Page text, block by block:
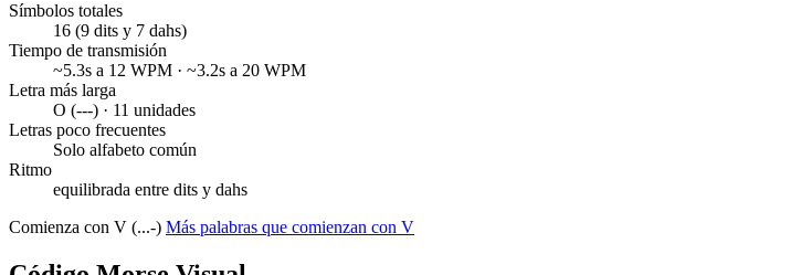
Símbolos totales
16 (9 dits y 7 dahs)
Tiempo de transmisión
~5.3s a 12 WPM · ~3.2s a 20 WPM
Letra más larga
O (---) · 11 unidades
Letras poco frecuentes
Solo alfabeto común
Ritmo
equilibrada entre dits y dahs
Comienza con V (...-) Más palabras que comienzan con V